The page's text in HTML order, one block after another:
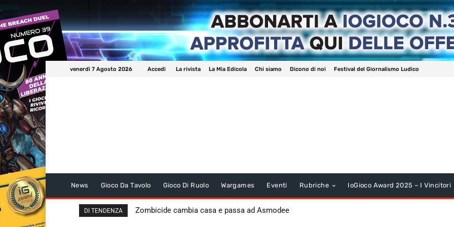
venerdì 7 Agosto 2026 Accedi La rivista La Mia Edicola Chi siamo Dicono di noi Festival del Giornalismo Ludico
News Gioco Da Tavolo Gioco Di Ruolo Wargames Eventi Rubriche IoGioco Award 2025 – I Vincitori
DI TENDENZA Zombicide cambia casa e passa ad Asmodee